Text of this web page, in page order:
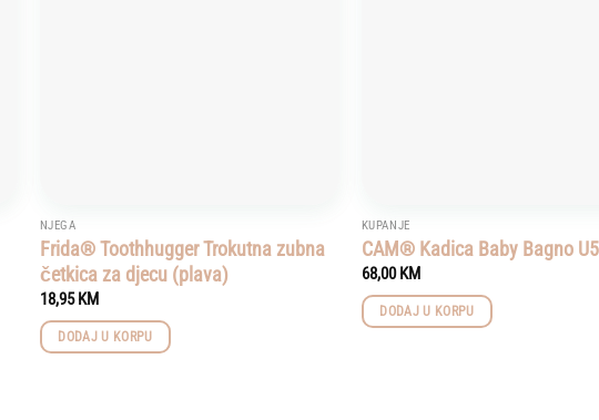
NJEGA
Frida® Toothhugger Trokutna zubna
četkica za djecu (plava)
18,95KM
DODAJ U KORPU
KUPANJE
CAM® Kadica Baby Bagno
68,00KM
DODAJ U KORPU